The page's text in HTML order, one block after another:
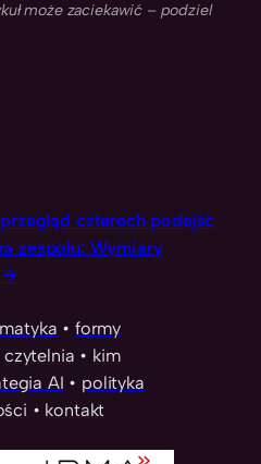
może zaciekawić – podziel
czterech podejść
zespołu: Wymiary
• formy
czytelnia • kim
AI • polityka
• kontakt